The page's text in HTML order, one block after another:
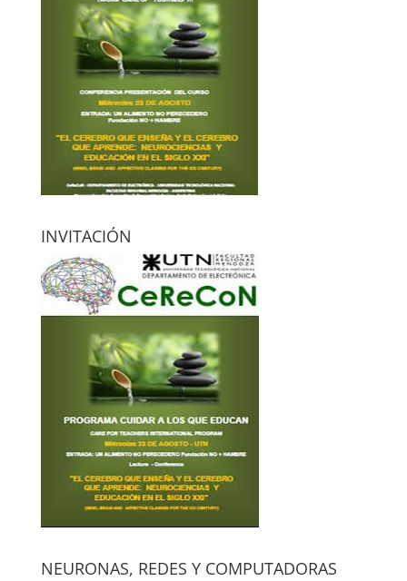
INVITACIÓN
NEURONAS, REDES Y COMPUTADORAS